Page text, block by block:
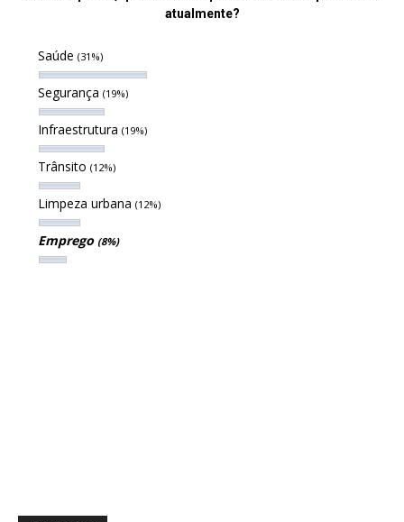
atualmente?
Saúde (31%)
Segurança (19%)
Infraestrutura (19%)
Trânsito (12%)
Limpeza urbana (12%)
Emprego (8%)